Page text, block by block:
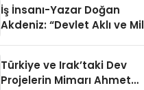
İş İnsanı-Yazar Doğan
Akdeniz: “Devlet Aklı ve
Türkiye ve Irak’taki Dev
Projelerin Mimarı Ahmet